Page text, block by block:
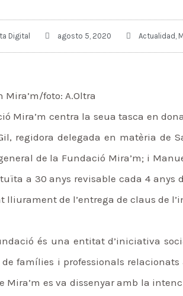
Digital agosto 5, 2020 Actualidad
Mira’m/foto: A.Oltra
Mira’m centra la seua tasca en
regidora delegada en matèria de
de la Fundació Mira’m; i
a 30 anys revisable cada 4
lliurament de l’entrega de claus de
és una entitat d’iniciativa
famílies i professionals relacionats
Mira’m es va dissenyar amb la